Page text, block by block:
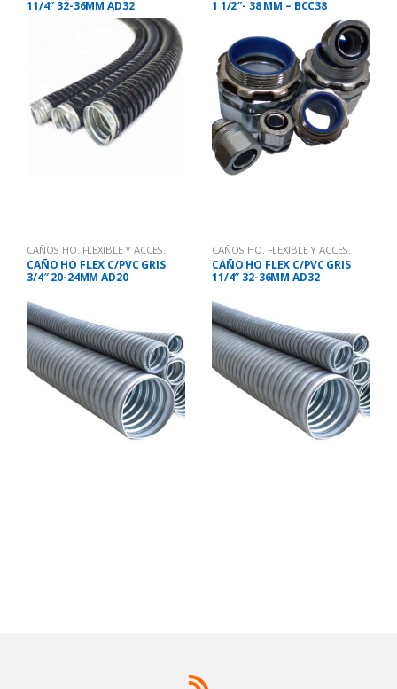
11/4″ 32-36MM AD32
1 1/2″- 38 MM – BCC38
CAÑOS HO. FLEXIBLE Y ACCES.
CAÑO HO FLEX C/PVC GRIS
3/4″ 20-24MM AD20
CAÑOS HO. FLEXIBLE Y ACCES.
CAÑO HO FLEX C/PVC GRIS
11/4″ 32-36MM AD32